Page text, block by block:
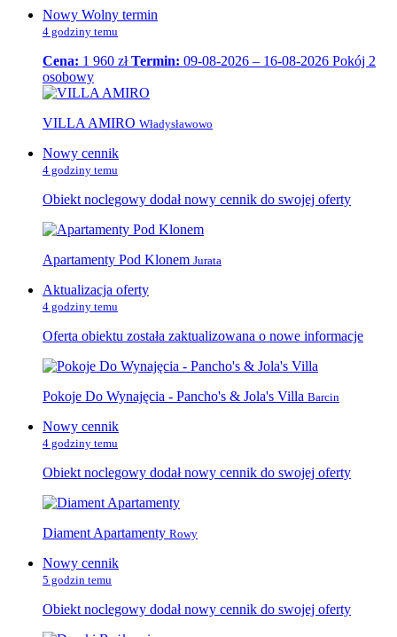
Nowy Wolny termin
4 godziny temu
Cena: 1 960 złTermin: 09-08-2026 – 16-08-2026 Pokój 2
osobowy
VILLA AMIRO Władysławowo
Nowy cennik
4 godziny temu
Obiekt noclegowy dodał nowy cennik do swojej oferty
Apartamenty Pod Klonem Jurata
Aktualizacja oferty
4 godziny temu
Oferta obiektu została zaktualizowana o nowe informacje
Pokoje Do Wynajęcia - Pancho's & Jola's Villa Barcin
Nowy cennik
4 godziny temu
Obiekt noclegowy dodał nowy cennik do swojej oferty
Diament Apartamenty Rowy
Nowy cennik
5 godzin temu
Obiekt noclegowy dodał nowy cennik do swojej oferty